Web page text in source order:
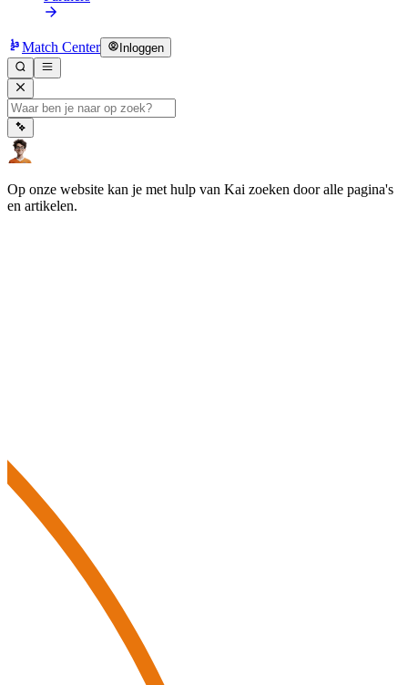
Match Center Inloggen
Op onze website kan je met hulp van Kai zoeken door alle pagina's
en artikelen.